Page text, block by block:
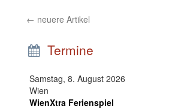
← neuere Artikel
Termine
Samstag, 8. August 2026
Wien
WienXtra Ferienspiel